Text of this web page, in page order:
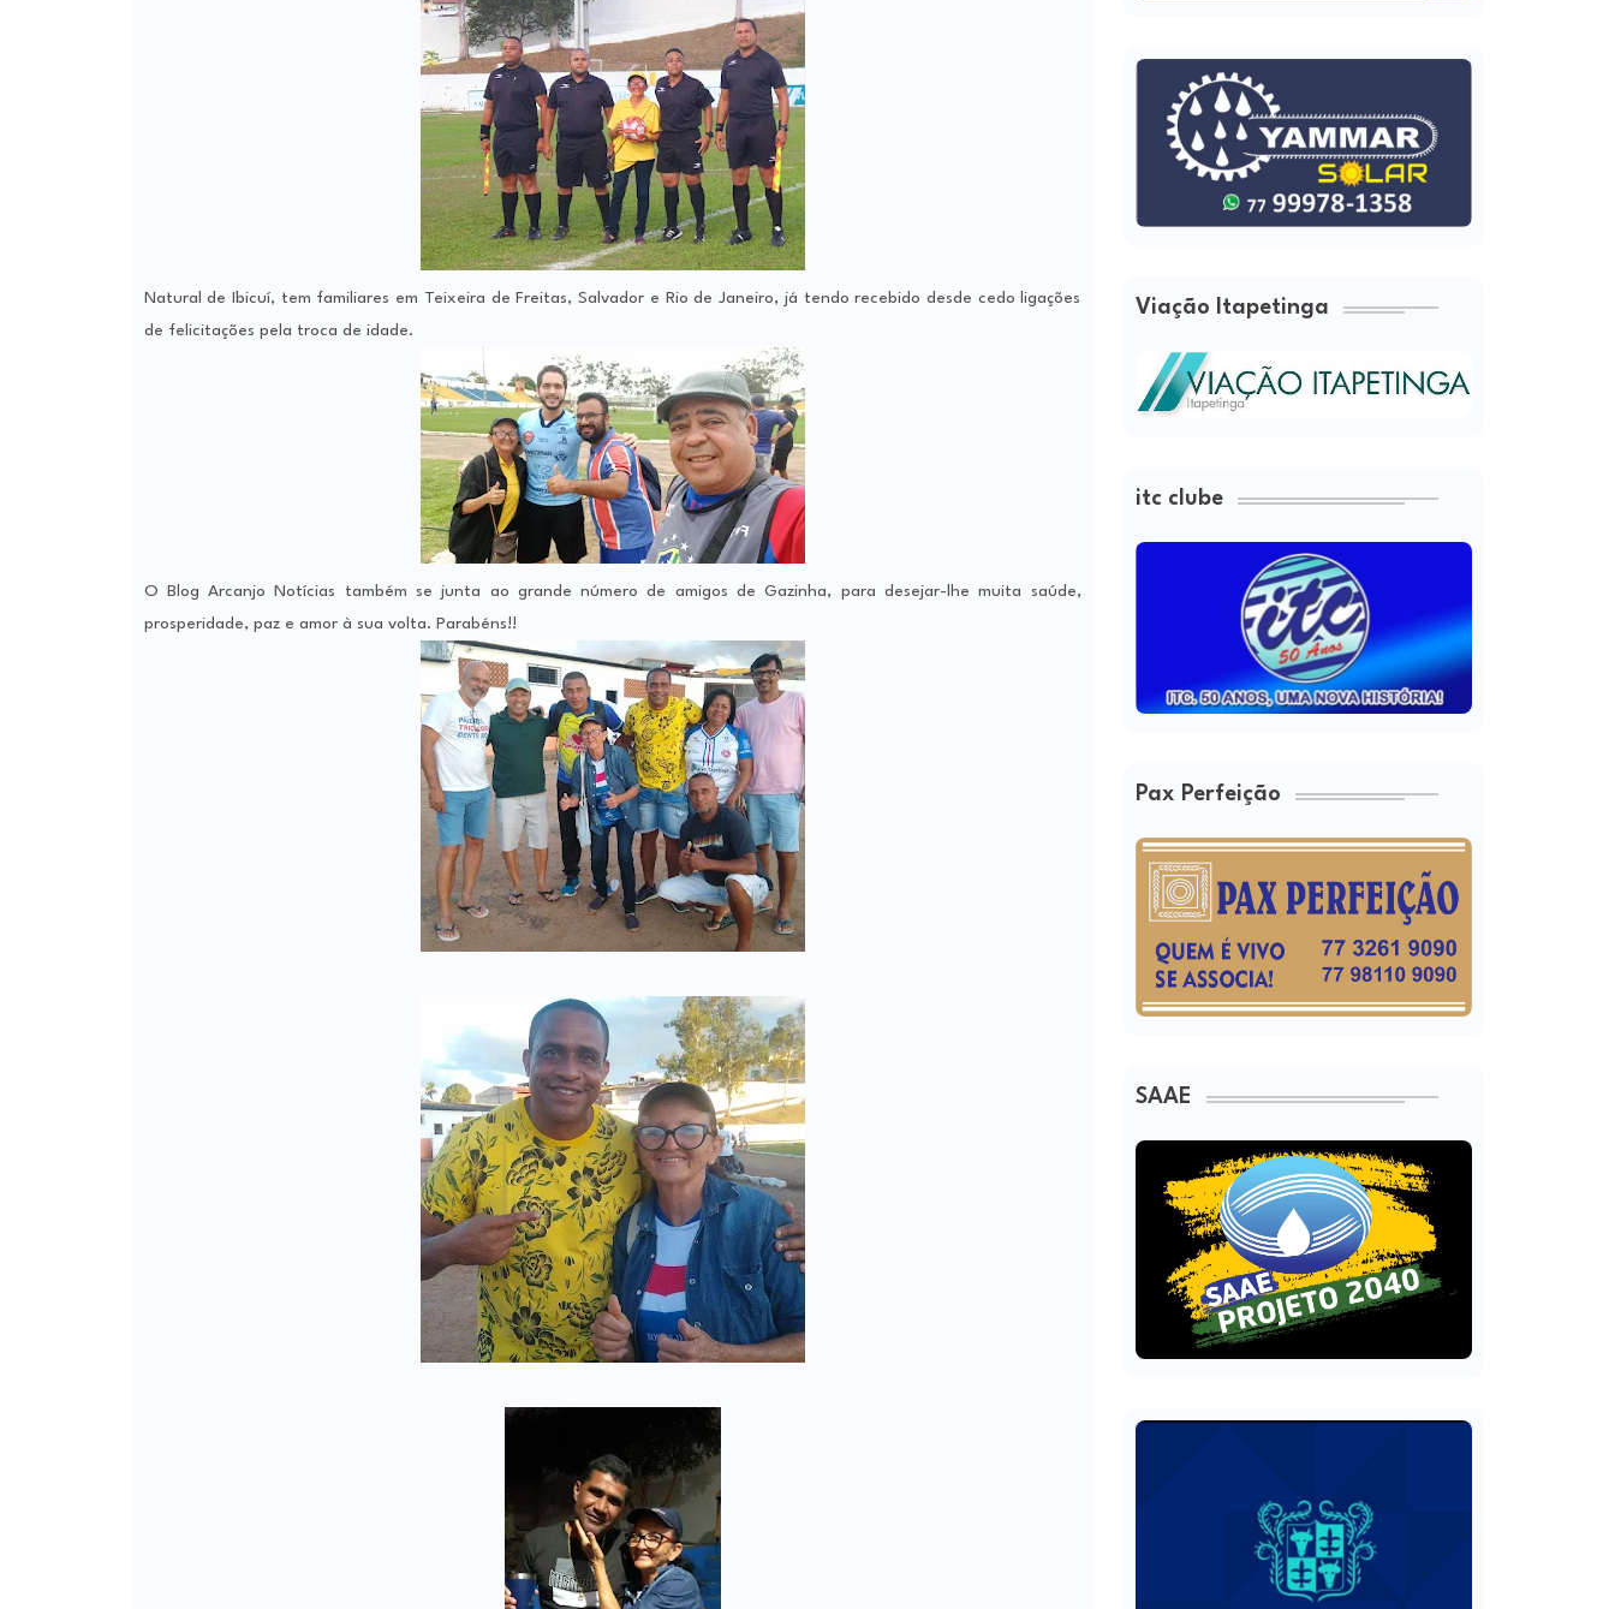
Natural de Ibicuí, tem familiares em Teixeira de Freitas, Salvador e Rio de Janeiro, já tendo recebido desde cedo ligações
de felicitações pela troca de idade.
O Blog Arcanjo Notícias também se junta ao grande número de amigos de Gazinha, para desejar-lhe muita saúde,
prosperidade, paz e amor à sua volta. Parabéns!!
Viação Itapetinga
itc clube
Pax Perfeição
SAAE